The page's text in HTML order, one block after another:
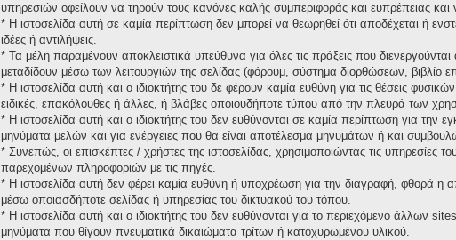
υπηρεσιών οφείλουν να τηρούν τους κανόνες καλής συμπεριφοράς και ευπρέπειας
* H ιστοσελίδα αυτή σε καμία περίπτωση δεν μπορεί να θεωρηθεί ότι αποδέχεται ή
ιδέες ή αντιλήψεις.
* Τα μέλη παραμένουν αποκλειστικά υπεύθυνα για όλες τις πράξεις που
μεταδίδουν μέσω των λειτουργιών της σελίδας (φόρουμ, σύστημα διορθώσεων, βιβλίο
* H ιστοσελίδα αυτή και ο ιδιοκτήτης του δε φέρουν καμία ευθύνη για τις θέσεις
ειδικές, επακόλουθες ή άλλες, ή βλάβες οποιουδήποτε τύπου από την πλευρά των
* H ιστοσελίδα αυτή και ο ιδιοκτήτης του δεν ευθύνονται σε καμία περίπτωση για
μηνύματα μελών και για ενέργειες που θα είναι αποτέλεσμα μηνυμάτων ή και
* Συνεπώς, οι επισκέπτες / χρήστες της ιστοσελίδας, χρησιμοποιώντας τις
παρεχομένων πληροφοριών με τις πηγές.
* H ιστοσελίδα αυτή δεν φέρει καμία ευθύνη ή υποχρέωση για την διαγραφή, φθορά η
μέσω οποιασδήποτε σελίδας ή υπηρεσίας του δικτυακού του τόπου.
* H ιστοσελίδα αυτή και ο ιδιοκτήτης του δεν ευθύνονται για το περιεχόμενο άλλων
μηνύματα που θίγουν πνευματικά δικαιώματα τρίτων ή κατοχυρωμένου υλικού.